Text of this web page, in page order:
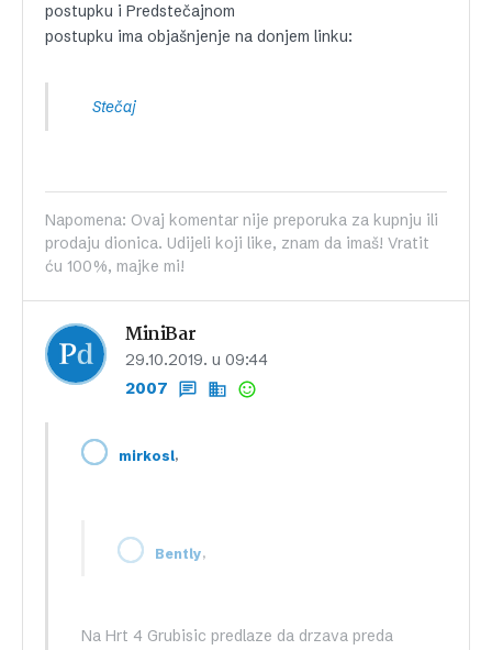
postupku i Predstečajnom
postupku ima objašnjenje na donjem linku:
Stečaj
Napomena: Ovaj komentar nije preporuka za kupnju ili
prodaju dionica. Udijeli koji like, znam da imaš! Vratit
ću 100%, majke mi!
MiniBar
29.10.2019. u 09:44
2007
mirkosl,
Bently,
Na Hrt 4 Grubisic predlaze da drzava preda